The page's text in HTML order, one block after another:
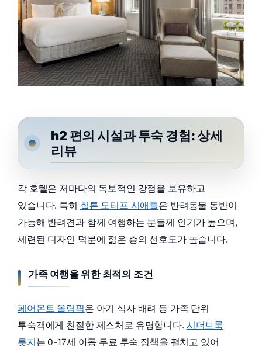
h2 편의 시설과 투숙 경험: 상세
리뷰
각 호텔은 저마다의 독보적인 강점을 보유하고
있습니다. 특히 힐튼 모티프 시애틀은 반려동물 동반이
가능해 반려견과 함께 여행하는 분들께 인기가 높으며,
세련된 디자인 덕분에 젊은 층의 선호도가 높습니다.
가족 여행을 위한 최적의 조건
페어몬트 올림픽은 아기 식사 배려 등 가족 단위
투숙객에게 친절한 제스처로 유명합니다. 시더브룩
롯지는 0-17세 아동 무료 투숙 정책을 펼치고 있어